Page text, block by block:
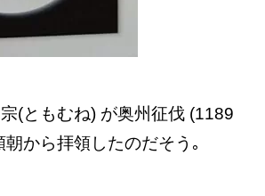
(ともむね) が奥州征伐 (1189
から拝領したのだそう｡